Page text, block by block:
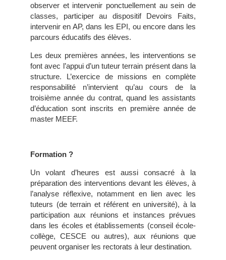
observer et intervenir ponctuellement au sein de
classes, participer au dispositif Devoirs Faits,
intervenir en AP, dans les EPI, ou encore dans les
parcours éducatifs des élèves.
Les deux premières années, les interventions se
font avec l’appui d’un tuteur terrain présent dans la
structure. L’exercice de missions en complète
responsabilité n’intervient qu’au cours de la
troisième année du contrat, quand les assistants
d’éducation sont inscrits en première année de
master MEEF.
Formation ?
Un volant d’heures est aussi consacré à la
préparation des interventions devant les élèves, à
l’analyse réflexive, notamment en lien avec les
tuteurs (de terrain et référent en université), à la
participation aux réunions et instances prévues
dans les écoles et établissements (conseil école-
collège, CESCE ou autres), aux réunions que
peuvent organiser les rectorats à leur destination.